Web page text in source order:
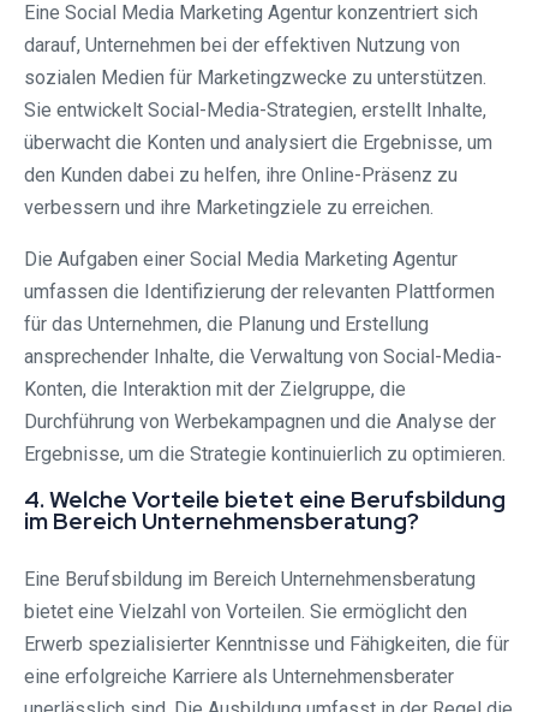
Eine Social Media Marketing Agentur konzentriert sich
darauf, Unternehmen bei der effektiven Nutzung von
sozialen Medien für Marketingzwecke zu unterstützen.
Sie entwickelt Social-Media-Strategien, erstellt Inhalte,
überwacht die Konten und analysiert die Ergebnisse, um
den Kunden dabei zu helfen, ihre Online-Präsenz zu
verbessern und ihre Marketingziele zu erreichen.
Die Aufgaben einer Social Media Marketing Agentur
umfassen die Identifizierung der relevanten Plattformen
für das Unternehmen, die Planung und Erstellung
ansprechender Inhalte, die Verwaltung von Social-Media-
Konten, die Interaktion mit der Zielgruppe, die
Durchführung von Werbekampagnen und die Analyse der
Ergebnisse, um die Strategie kontinuierlich zu optimieren.
4. Welche Vorteile bietet eine Berufsbildung
im Bereich Unternehmensberatung?
Eine Berufsbildung im Bereich Unternehmensberatung
bietet eine Vielzahl von Vorteilen. Sie ermöglicht den
Erwerb spezialisierter Kenntnisse und Fähigkeiten, die für
eine erfolgreiche Karriere als Unternehmensberater